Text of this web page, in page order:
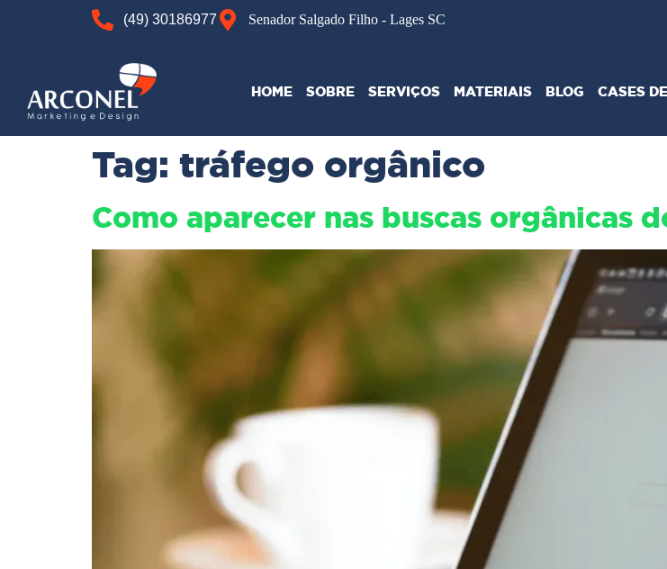
(49) 30186977 Senador Salgado Filho - Lages SC
HOME SOBRE SERVIÇOS MATERIAIS BLOG CASES
Tag: tráfego orgânico
Como aparecer nas buscas orgânicas